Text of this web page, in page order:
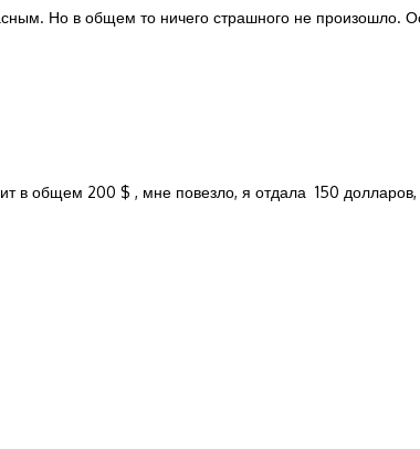
Но в общем то ничего страшного не произошло.
в общем 200 $ , мне повезло, я отдала 150